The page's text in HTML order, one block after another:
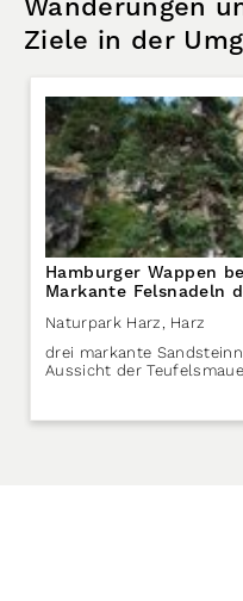
Wanderungen
Ziele in der
Hamburger Wappen
Markante Felsnadeln
Naturpark Harz , Harz
drei markante
Aussicht der